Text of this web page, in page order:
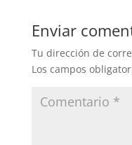
Enviar
Tu dirección de
Los campos